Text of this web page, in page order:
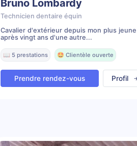
Bruno Lombardy
Technicien dentaire équin
Cavalier d'extérieur depuis mon plus
après vingt ans d'une autre...
📖 5 prestations 🤩 Clientèle ouverte
Prendre rendez-vous Profil